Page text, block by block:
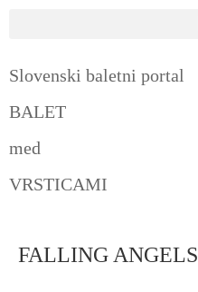
Slovenski baletni portal
BALET
med
VRSTICAMI
FALLING ANGELS